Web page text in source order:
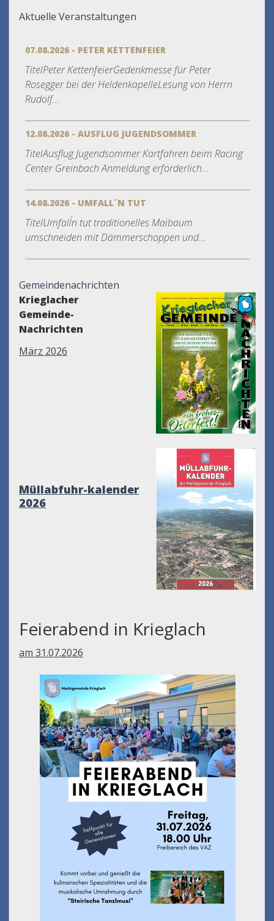
Aktuelle Veranstaltungen
07.08.2026 - PETER KETTENFEIER
TitelPeter KettenfeierGedenkmesse für Peter
Rosegger bei der HeldenkapelleLesung von Herrn
Rudolf...
12.08.2026 - AUSFLUG JUGENDSOMMER
TitelAusflug Jugendsommer Kartfahren beim Racing
Center Greinbach Anmeldung erforderlich...
14.08.2026 - UMFALL´N TUT
TitelUmfall´n tut traditionelles Maibaum
umschneiden mit Dämmerschoppen und...
Gemeindenachrichten
Krieglacher
Gemeinde-
Nachrichten
März 2026
Müllabfuhr-kalender
2026
Feierabend in Krieglach
am 31.07.2026